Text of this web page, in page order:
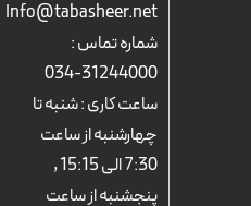
Info@tabasheer.net
شماره تماس :
31244000-034
ساعت کاری : شنبه تا
چهارشنبه از ساعت
7:30 الی 15:15 ,
پنجشنبه از ساعت